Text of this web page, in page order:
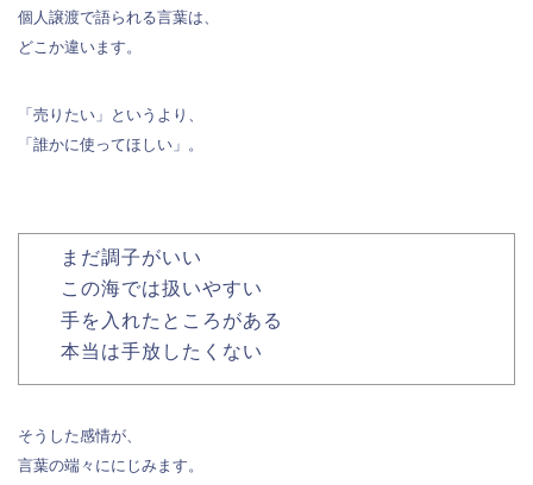
個人譲渡で語られる言葉は、
どこか違います。
「売りたい」というより、
「誰かに使ってほしい」。
まだ調子がいい
この海では扱いやすい
手を入れたところがある
本当は手放したくない
そうした感情が、
言葉の端々ににじみます。